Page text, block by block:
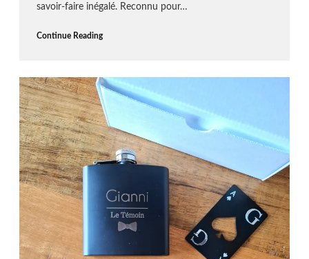
savoir-faire inégalé. Reconnu pour…
Continue Reading